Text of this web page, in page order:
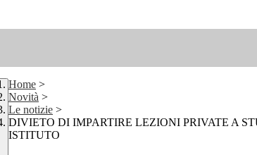
Home >
Novità >
Le notizie >
DIVIETO DI IMPARTIRE LEZIONI PRIVATE A
ISTITUTO